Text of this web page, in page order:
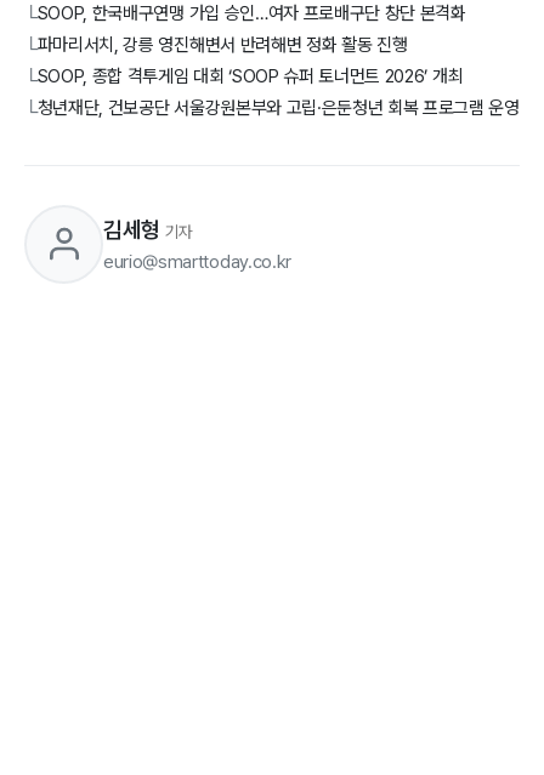
└SOOP, 한국배구연맹 가입 승인…여자 프로배구단 창단 본격화
└파마리서치, 강릉 영진해변서 반려해변 정화 활동 진행
└SOOP, 종합 격투게임 대회 ‘SOOP 슈퍼 토너먼트 2026’ 개최
└청년재단, 건보공단 서울강원본부와 고립·은둔청년 회복 프로그램 운영
김세형 기자
eurio@smarttoday.co.kr